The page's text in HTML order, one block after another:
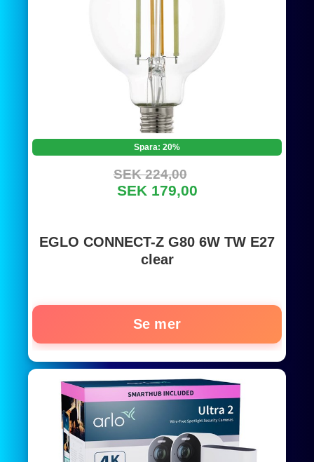
Spara: 20%
SEK 224,00
SEK 179,00
EGLO CONNECT-Z G80 6W TW E27
clear
Se mer